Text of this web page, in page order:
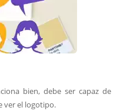
bien, debe ser capaz de
ver el logotipo.